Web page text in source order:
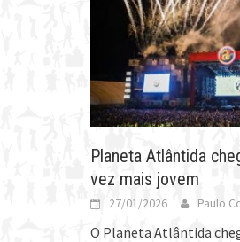
Planeta Atlântida
vez mais jovem
27/01/2026 Paulo
O Planeta Atlântida